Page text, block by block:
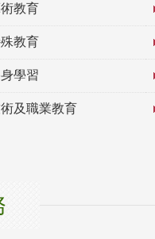
教育
教育
學習
及職業教育